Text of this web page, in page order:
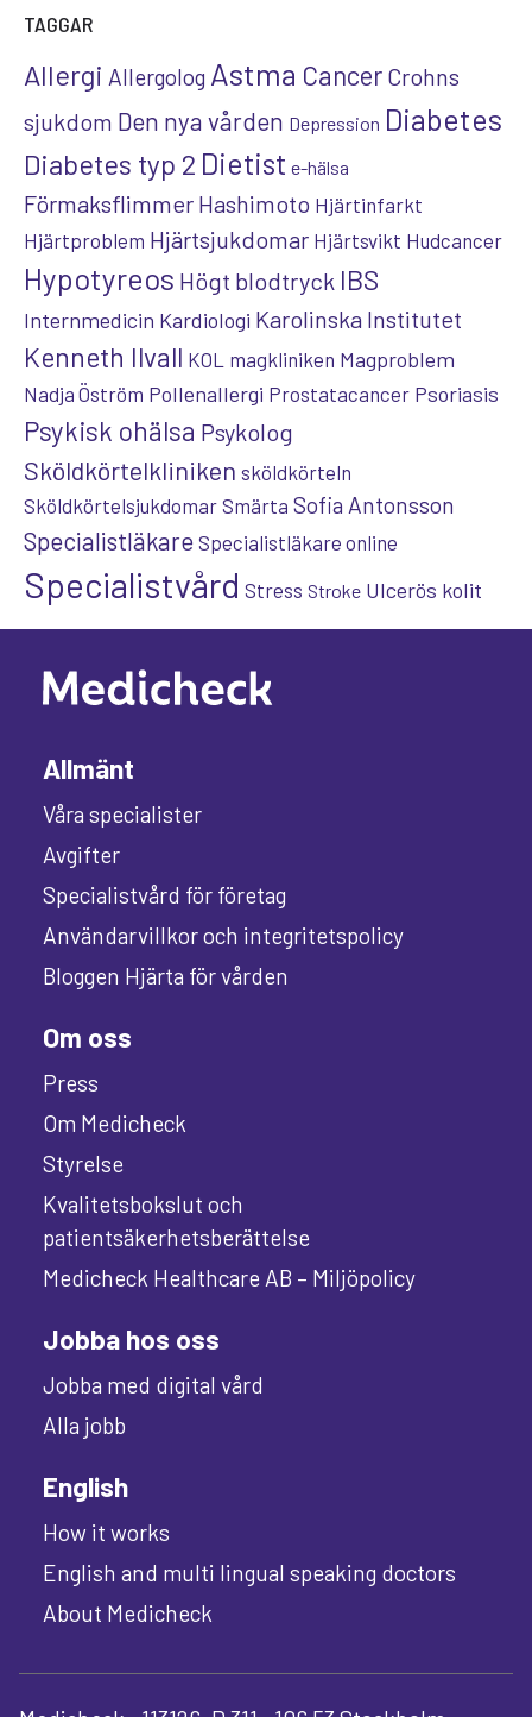
TAGGAR
Allergi Allergolog Astma Cancer Crohns
sjukdom Den nya vården Depression Diabetes
Diabetes typ 2 Dietist e-hälsa
Förmaksflimmer Hashimoto Hjärtinfarkt
Hjärtproblem Hjärtsjukdomar Hjärtsvikt Hudcancer
Hypotyreos Högt blodtryck IBS
Internmedicin Kardiologi Karolinska Institutet
Kenneth Ilvall KOL magkliniken Magproblem
Nadja Öström Pollenallergi Prostatacancer Psoriasis
Psykisk ohälsa Psykolog
Sköldkörtelkliniken sköldkörteln
Sköldkörtelsjukdomar Smärta Sofia Antonsson
Specialistläkare Specialistläkare online
Specialistvård Stress Stroke Ulcerös kolit
Allmänt
Våra specialister
Avgifter
Specialistvård för företag
Användarvillkor och integritetspolicy
Bloggen Hjärta för vården
Om oss
Press
Om Medicheck
Styrelse
Kvalitetsbokslut och
patientsäkerhetsberättelse
Medicheck Healthcare AB – Miljöpolicy
Jobba hos oss
Jobba med digital vård
Alla jobb
English
How it works
English and multi lingual speaking doctors
About Medicheck